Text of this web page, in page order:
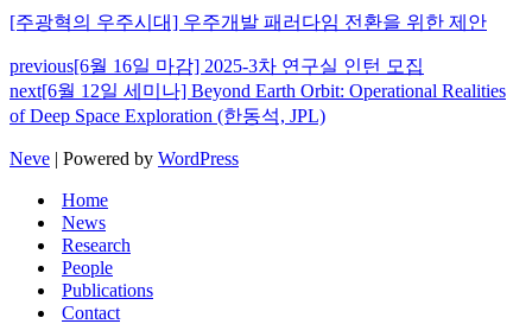
[주광혁의 우주시대] 우주개발 패러다임 전환을 위한 제안
previous[6월 16일 마감] 2025-3차 연구실 인턴 모집
next[6월 12일 세미나] Beyond Earth Orbit: Operational Realities
of Deep Space Exploration (한동석, JPL)
Neve | Powered by WordPress
Home
News
Research
People
Publications
Contact